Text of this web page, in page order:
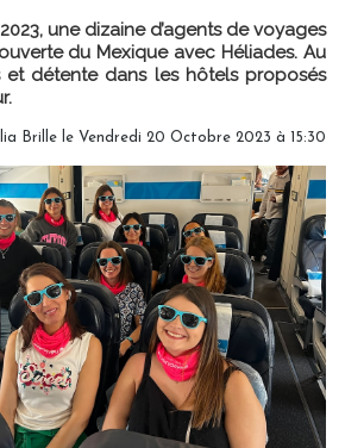
une dizaine d’agents de voyages
du Mexique avec Héliades. Au
et détente dans les hôtels proposés
Brille le Vendredi 20 Octobre 2023 à 15:30